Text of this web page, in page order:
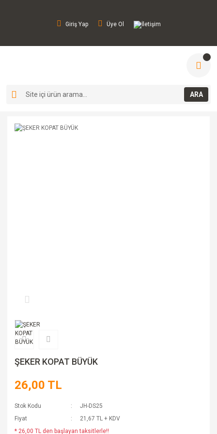
Giriş Yap Üye Ol İletişim
ARA
ŞEKER KOPAT BÜYÜK
26,00 TL
Stok Kodu
JH-DS25
Fiyat
21,67 TL + KDV
* 26,00 TL den başlayan taksitlerle!!